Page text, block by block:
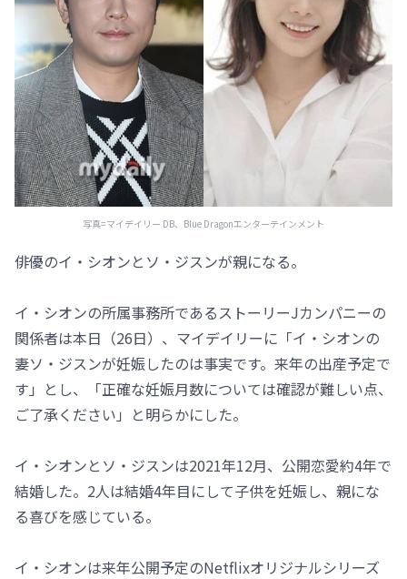
写真=マイデイリー DB、Blue Dragonエンターテインメント
俳優のイ・シオンとソ・ジスンが親になる。
イ・シオンの所属事務所であるストーリーJカンパニーの
関係者は本日（26日）、マイデイリーに「イ・シオンの
妻ソ・ジスンが妊娠したのは事実です。来年の出産予定で
す」とし、「正確な妊娠月数については確認が難しい点、
ご了承ください」と明らかにした。
イ・シオンとソ・ジスンは2021年12月、公開恋愛約4年で
結婚した。2人は結婚4年目にして子供を妊娠し、親にな
る喜びを感じている。
イ・シオンは来年公開予定のNetflixオリジナルシリーズ